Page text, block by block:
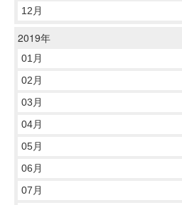
12月
2019年
01月
02月
03月
04月
05月
06月
07月